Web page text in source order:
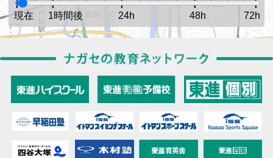
現在 1時間後 24h 48h 72h